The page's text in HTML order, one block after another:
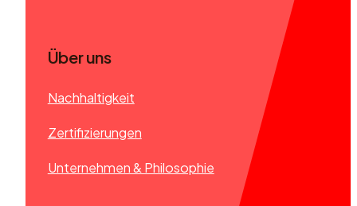
Über uns
Nachhaltigkeit
Zertifizierungen
Unternehmen & Philosophie